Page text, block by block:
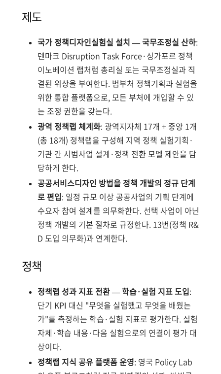
제도
국가 정책디자인실험실 설치 — 국무조정실 산하:
덴마크 Disruption Task Force·싱가포르 정책
이노베이션 랩처럼 총리실 또는 국무조정실과 직
결된 위상을 부여한다. 범부처 정책기획과 실험을
위한 통합 플랫폼으로, 모든 부처에 개입할 수 있
는 조정 권한을 갖는다.
광역 정책랩 체계화: 광역지자체 17개 + 중앙 1개
(총 18개) 정책랩을 구성해 지역 정책 실험기획·
기관 간 시범사업 설계·정책 전환 모델 제안을 담
당하게 한다.
공공서비스디자인 방법을 정책 개발의 정규 단계
로 편입: 일정 규모 이상 공공사업의 기획 단계에
수요자 참여 설계를 의무화한다. 선택 사업이 아닌
정책 개발의 기본 절차로 규정한다. 13번(정책 R&
D 도입 의무화)과 연계한다.
정책
정책랩 성과 지표 전환 — 학습·실험 지표 도입:
단기 KPI 대신 "무엇을 실험했고 무엇을 배웠는
가"를 측정하는 학습·실험 지표로 평가한다. 실험
자체·학습 내용·다음 실험으로의 연결이 평가 대
상이다.
정책랩 지식 공유 플랫폼 운영: 영국 Policy Lab